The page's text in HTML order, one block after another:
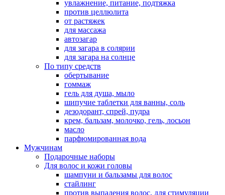
увлажнение, питание, подтяжка
против целлюлита
от растяжек
для массажа
автозагар
для загара в солярии
для загара на солнце
По типу средств
обертывание
гоммаж
гель для душа, мыло
шипучие таблетки для ванны, соль
дезодорант, спрей, пудра
крем, бальзам, молочко, гель, лосьон
масло
парфюмированная вода
Мужчинам
Подарочные наборы
Для волос и кожи головы
шампуни и бальзамы для волос
стайлинг
против выпадения волос, для стимуляции